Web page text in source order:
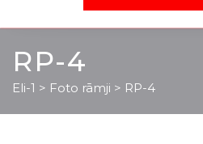
RP-4
Eli-1 > Foto rāmji > RP-4